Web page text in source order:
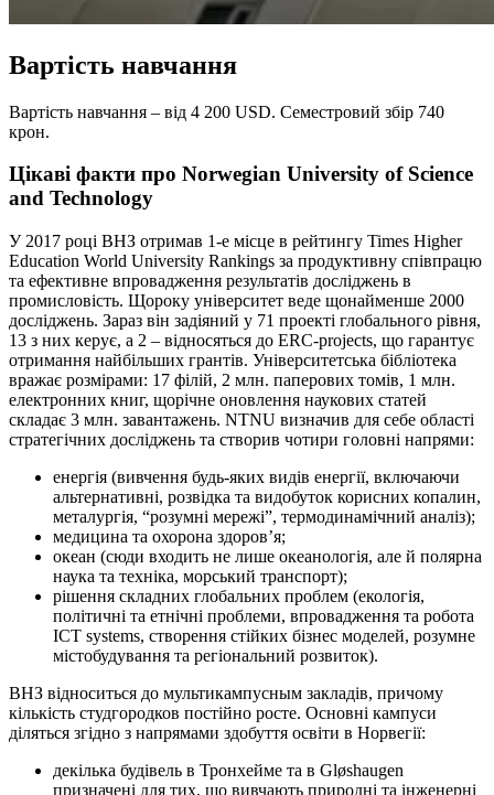
Вартість навчання
Вартість навчання – від 4 200 USD. Семестровий збір 740
крон.
Цікаві факти про Norwegian University of Science
and Technology
У 2017 році ВНЗ отримав 1-е місце в рейтингу Times Higher
Education World University Rankings за продуктивну співпрацю
та ефективне впровадження результатів досліджень в
промисловість. Щороку університет веде щонайменше 2000
досліджень. Зараз він задіяний у 71 проекті глобального рівня,
13 з них керує, а 2 – відносяться до ERC-projects, що гарантує
отримання найбільших грантів. Університетська бібліотека
вражає розмірами: 17 філій, 2 млн. паперових томів, 1 млн.
електронних книг, щорічне оновлення наукових статей
складає 3 млн. завантажень. NTNU визначив для себе області
стратегічних досліджень та створив чотири головні напрями:
енергія (вивчення будь-яких видів енергії, включаючи
альтернативні, розвідка та видобуток корисних копалин,
металургія, “розумні мережі”, термодинамічний аналіз);
медицина та охорона здоров’я;
океан (сюди входить не лише океанологія, але й полярна
наука та техніка, морський транспорт);
рішення складних глобальних проблем (екологія,
політичні та етнічні проблеми, впровадження та робота
ICT systems, створення стійких бізнес моделей, розумне
містобудування та регіональний розвиток).
ВНЗ відноситься до мультикампусным закладів, причому
кількість студгородков постійно росте. Основні кампуси
діляться згідно з напрямами здобуття освіти в Норвегії:
декілька будівель в Тронхейме та в Gløshaugen
призначені для тих, що вивчають природні та інженерні